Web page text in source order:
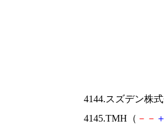
4144.スズデン株
4145.TMH（ － －